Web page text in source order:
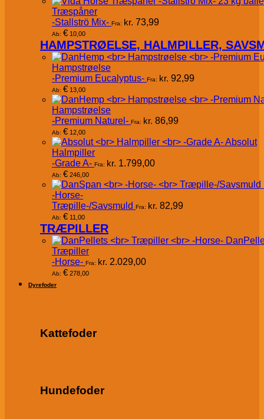
Træspåner
-Stallströ Mix- Fra: kr. 73,99
Ab: € 10,00
HAMPSTRØELSE, HALMPILLER,
Hampstrøelse
-Premium Eucalyptus- Fra: kr. 92,99
Ab: € 13,00
Hampstrøelse
-Premium Naturel- Fra: kr. 86,99
Ab: € 12,00
Absolut
Halmpiller
-Grade A- Fra: kr. 1.799,00
Ab: € 246,00
-Horse-
Træpille-/Savsmuld Fra: kr. 82,99
Ab: € 11,00
TRÆPILLER
Træpiller
-Horse- Fra: kr. 2.029,00
Ab: € 278,00
Dyrefoder
Kattefoder
Hundefoder